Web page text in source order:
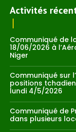
Activités
Communiqué de
18/06/2026 à
Niger
Communiqué sur
positions
lundi 4/5/2026
Communiqué de
dans plusieurs